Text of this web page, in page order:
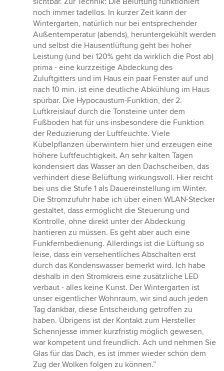
noch immer tadellos. In kurzer Zeit kann der
Wintergarten, natürlich nur bei entsprechender
Außentemperatur (abends), heruntergekühlt werden
und selbst die Hausentlüftung geht bei hoher
Leistung (und bei 120% geht da wirklich die Post ab)
prima - eine kurzzeitige Abdeckung des
Zuluftgitters und im Haus ein paar Fenster auf und
nach 10 min. ist eine deutliche Abkühlung im Haus
spürbar. Die Hypocaustum-Funktion, der 2.
Luftkreislauf durch die Tonsteine unter dem
Fußboden hat für uns insbesondere die Funktion
der Reduzierung der Luftfeuchte. Viele
Kübelpflanzen überwintern hier und erzeugen eine
höhere Luftfeuchtigkeit. An sehr kalten Tagen
kondensiert das Wasser an den Dachscheiben, das
verhindert diese Belüftung wirkungsvoll. Hier reicht
bei uns die Stufe 1 als Dauereinstellung im Winter.
Die Stromzufuhr habe ich über einen WLAN-Stecker
gestaltet, dass ermöglicht die Steuerung und
Kontrolle, ohne direkt unter der Abdeckung
hantieren zu müssen. Es geht aber auch eine
Funkfernbedienung. Allerdings ist die Lüftung so
leise, dass ein versehentliches Abschalten erst
durch das Kondenswasser bemerkt wird. Ich habe
deshalb in den Stromkreis eine zusätzliche LED
verbaut - alles keine Kunst. Der Wintergarten ist
unser eigentlicher Wohnraum, wir sind auch jeden
Tag dankbar, diese Entscheidung getroffen zu
haben. Übrigens ist der Kontakt zum Hersteller
Schennjesse immer kurzfristig möglich gewesen,
war kompetent und freundlich. Ach und nehmen Sie
Glas für das Dach, es ist immer wieder schön dem
Zug der Wolken folgen zu können.”